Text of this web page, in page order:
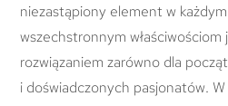
niezastąpiony element w
wszechstronnym właściwościom
rozwiązaniem zarówno dla
i doświadczonych pasjonatów.